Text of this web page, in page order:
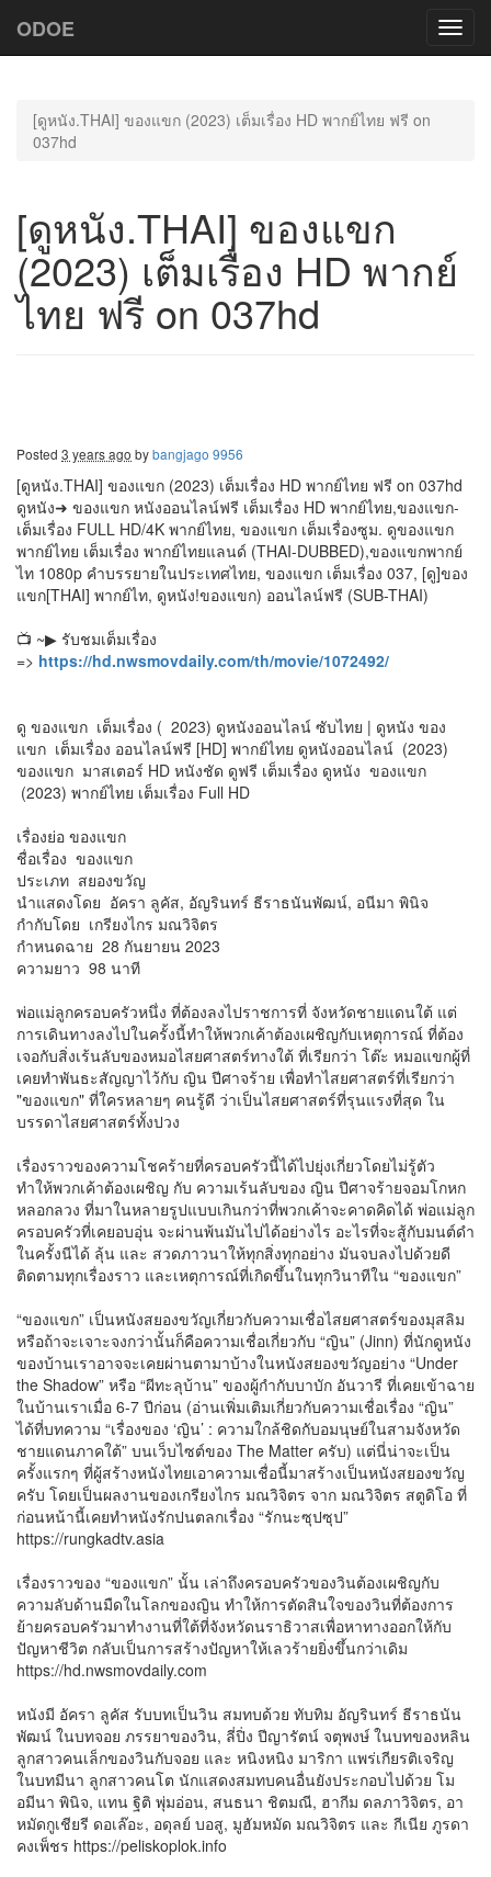
ODOE
[ดูหนัง.THAI] ของแขก (2023) เต็มเรื่อง HD พากย์ไทย ฟรี on
037hd
[ดูหนัง.THAI] ของแขก
(2023) เต็มเรื่อง HD พากย์
ไทย ฟรี on 037hd
Posted 3 years ago bybangjago 9956
[ดูหนัง.THAI] ของแขก (2023) เต็มเรื่อง HD พากย์ไทย ฟรี on 037hd
ดูหนัง➜ ของแขก หนังออนไลน์ฟรี เต็มเรื่อง HD พากย์ไทย,ของแขก-
เต็มเรื่อง FULL HD/4K พากย์ไทย, ของแขก เต็มเรื่องซูม. ดูของแขก
พากย์ไทย เต็มเรื่อง พากย์ไทยแลนด์ (THAI-DUBBED),ของแขกพากย์
ไท 1080p คำบรรยายในประเทศไทย, ของแขก เต็มเรื่อง 037, [ดู]ของ
แขก[THAI] พากย์ไท, ดูหนัง!ของแขก) ออนไลน์ฟรี (SUB-THAI)
📺 ~▶ รับชมเต็มเรื่อง
=> https://hd.nwsmovdaily.com/th/movie/1072492/
ดู ของแขก เต็มเรื่อง ( 2023) ดูหนังออนไลน์ ซับไทย | ดูหนัง ของ
แขก เต็มเรื่อง ออนไลน์ฟรี [HD] พากย์ไทย ดูหนังออนไลน์ (2023)
ของแขก มาสเตอร์ HD หนังชัด ดูฟรี เต็มเรื่อง ดูหนัง ของแขก
(2023) พากย์ไทย เต็มเรื่อง Full HD
เรื่องย่อ ของแขก
ชื่อเรื่อง ของแขก
ประเภท สยองขวัญ
นำแสดงโดย อัครา ลูคัส, อัญรินทร์ ธีราธนันพัฒน์, อนีมา พินิจ
กำกับโดย เกรียงไกร มณวิจิตร
กำหนดฉาย 28 กันยายน 2023
ความยาว 98 นาที
พ่อแม่ลูกครอบครัวหนึ่ง ที่ต้องลงไปราชการที่ จังหวัดชายแดนใต้ แต่
การเดินทางลงไปในครั้งนี้ทำให้พวกเค้าต้องเผชิญกับเหตุการณ์ ที่ต้อง
เจอกับสิ่งเร้นลับของหมอไสยศาสตร์ทางใต้ ที่เรียกว่า โต๊ะ หมอแขกผู้ที่
เคยทำพันธะสัญญาไว้กับ ญิน ปีศาจร้าย เพื่อทำไสยศาสตร์ที่เรียกว่า
"ของแขก" ที่ใครหลายๆ คนรู้ดี ว่าเป็นไสยศาสตร์ที่รุนแรงที่สุด ใน
บรรดาไสยศาสตร์ทั้งปวง
เรื่องราวของความโชคร้ายที่ครอบครัวนี้ได้ไปยุ่งเกี่ยวโดยไม่รู้ตัว
ทำให้พวกเค้าต้องเผชิญ กับ ความเร้นลับของ ญิน ปีศาจร้ายจอมโกหก
หลอกลวง ที่มาในหลายรูปแบบเกินกว่าที่พวกเค้าจะคาดคิดได้ พ่อแม่ลูก
ครอบครัวที่เคยอบอุ่น จะผ่านพ้นมันไปได้อย่างไร อะไรที่จะสู้กับมนต์ดำ
ในครั้งนีได้ ลุ้น และ สวดภาวนาให้ทุกสิ่งทุกอย่าง มันจบลงไปด้วยดี
ติดตามทุกเรื่องราว และเหตุการณ์ที่เกิดขึ้นในทุกวินาทีใน “ของแขก”
“ของแขก” เป็นหนังสยองขวัญเกี่ยวกับความเชื่อไสยศาสตร์ของมุสลิม
หรือถ้าจะเจาะจงกว่านั้นก็คือความเชื่อเกี่ยวกับ “ญิน” (Jinn) ที่นักดูหนัง
ของบ้านเราอาจจะเคยผ่านตามาบ้างในหนังสยองขวัญอย่าง “Under
the Shadow” หรือ “ผีทะลุบ้าน” ของผู้กำกับบาบัก อันวารี ที่เคยเข้าฉาย
ในบ้านเราเมื่อ 6-7 ปีก่อน (อ่านเพิ่มเติมเกี่ยวกับความเชื่อเรื่อง “ญิน”
ได้ที่บทความ “เรื่องของ ‘ญิน’ : ความใกล้ชิดกับอมนุษย์ในสามจังหวัด
ชายแดนภาคใต้” บนเว็บไซต์ของ The Matter ครับ) แต่นี่น่าจะเป็น
ครั้งแรกๆ ที่ผู้สร้างหนังไทยเอาความเชื่อนี้มาสร้างเป็นหนังสยองขวัญ
ครับ โดยเป็นผลงานของเกรียงไกร มณวิจิตร จาก มณวิจิตร สตูดิโอ ที่
ก่อนหน้านี้เคยทำหนังรักปนตลกเรื่อง “รักนะซุปซุป”
https://rungkadtv.asia
เรื่องราวของ “ของแขก” นั้น เล่าถึงครอบครัวของวินต้องเผชิญกับ
ความลับด้านมืดในโลกของญิน ทำให้การตัดสินใจของวินที่ต้องการ
ย้ายครอบครัวมาทำงานที่ใต้ที่จังหวัดนราธิวาสเพื่อหาทางออกให้กับ
ปัญหาชีวิต กลับเป็นการสร้างปัญหาให้เลวร้ายยิ่งขึ้นกว่าเดิม
https://hd.nwsmovdaily.com
หนังมี อัครา ลูคัส รับบทเป็นวิน สมทบด้วย ทับทิม อัญรินทร์ ธีราธนัน
พัฒน์ ในบทจอย ภรรยาของวิน, ลี่ปิ่ง ปีญารัตน์ จตุพงษ์ ในบทของหลิน
ลูกสาวคนเล็กของวินกับจอย และ หนิงหนิง มาริกา แพร่เกียรติเจริญ
ในบทมีนา ลูกสาวคนโต นักแสดงสมทบคนอื่นยังประกอบไปด้วย โม
อมีนา พินิจ, แทน ฐิติ พุ่มอ่อน, สนธนา ชิตมณี, ฮากีม ดลภาวิจิตร, อา
หมัดกูเชียรี ดอเล๊อะ, อดุลย์ บอสู, มูฮัมหมัด มณวิจิตร และ กีเนีย ภูรดา
คงเพ็ชร https://peliskoplok.info